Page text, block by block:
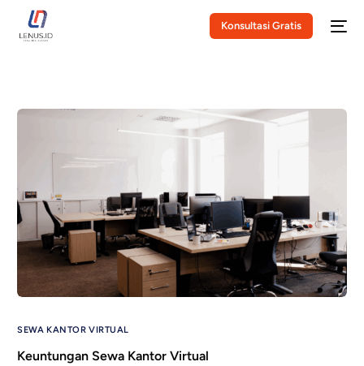
Konsultasi Gratis
SEWA KANTOR VIRTUAL
Keuntungan Sewa Kantor Virtual